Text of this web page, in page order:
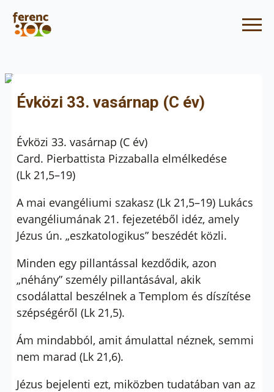
Évközi 33. vasárnap (C év)
Évközi 33. vasárnap (C év)
Card. Pierbattista Pizzaballa elmélkedése
(Lk 21,5–19)
A mai evangéliumi szakasz (Lk 21,5–19) Lukács
evangéliumának 21. fejezetéből idéz, amely
Jézus ún. „eszkatologikus” beszédét közli.
Minden egy pillantással kezdődik, azon
„néhány” személy pillantásával, akik
csodálattal beszélnek a Templom és díszítése
szépségéről (Lk 21,5).
Ám mindabból, amit ámulattal néznek, semmi
nem marad (Lk 21,6).
Jézus bejelenti ezt, miközben tudatában van az